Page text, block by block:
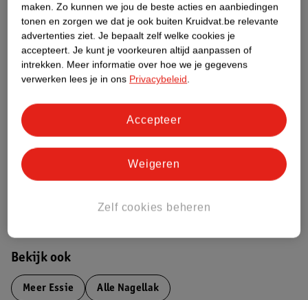
Productinformatie
Etiketinformatie
Nature Impact Score
Dit product heeft (nog) geen Nature
Impact Score.
Meer informatie
Bestel & Bezorginformatie
Bekijk ook
Meer Essie Alle Nagellak
maken. Zo kunnen we jou de beste acties en aanbiedingen
tonen en zorgen we dat je ook buiten Kruidvat.be relevante
advertenties ziet. Je bepaalt zelf welke cookies je
accepteert. Je kunt je voorkeuren altijd aanpassen of
intrekken. Meer informatie over hoe we je gegevens
verwerken lees je in ons Privacybeleid.
Zelf cookies beheren
Weigeren
Accepteer